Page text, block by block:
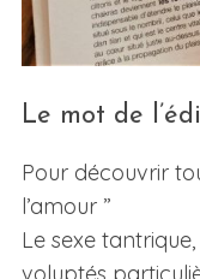
Le mot de
Pour découvrir
l’amour ”
Le sexe
voluptés